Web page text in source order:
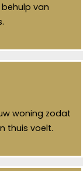
van
woning zodat
thuis voelt.